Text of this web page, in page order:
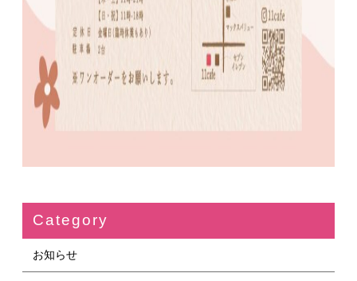
Category
お知らせ